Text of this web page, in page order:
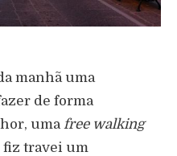
manhã uma
de forma
uma free walking
fiz travei um